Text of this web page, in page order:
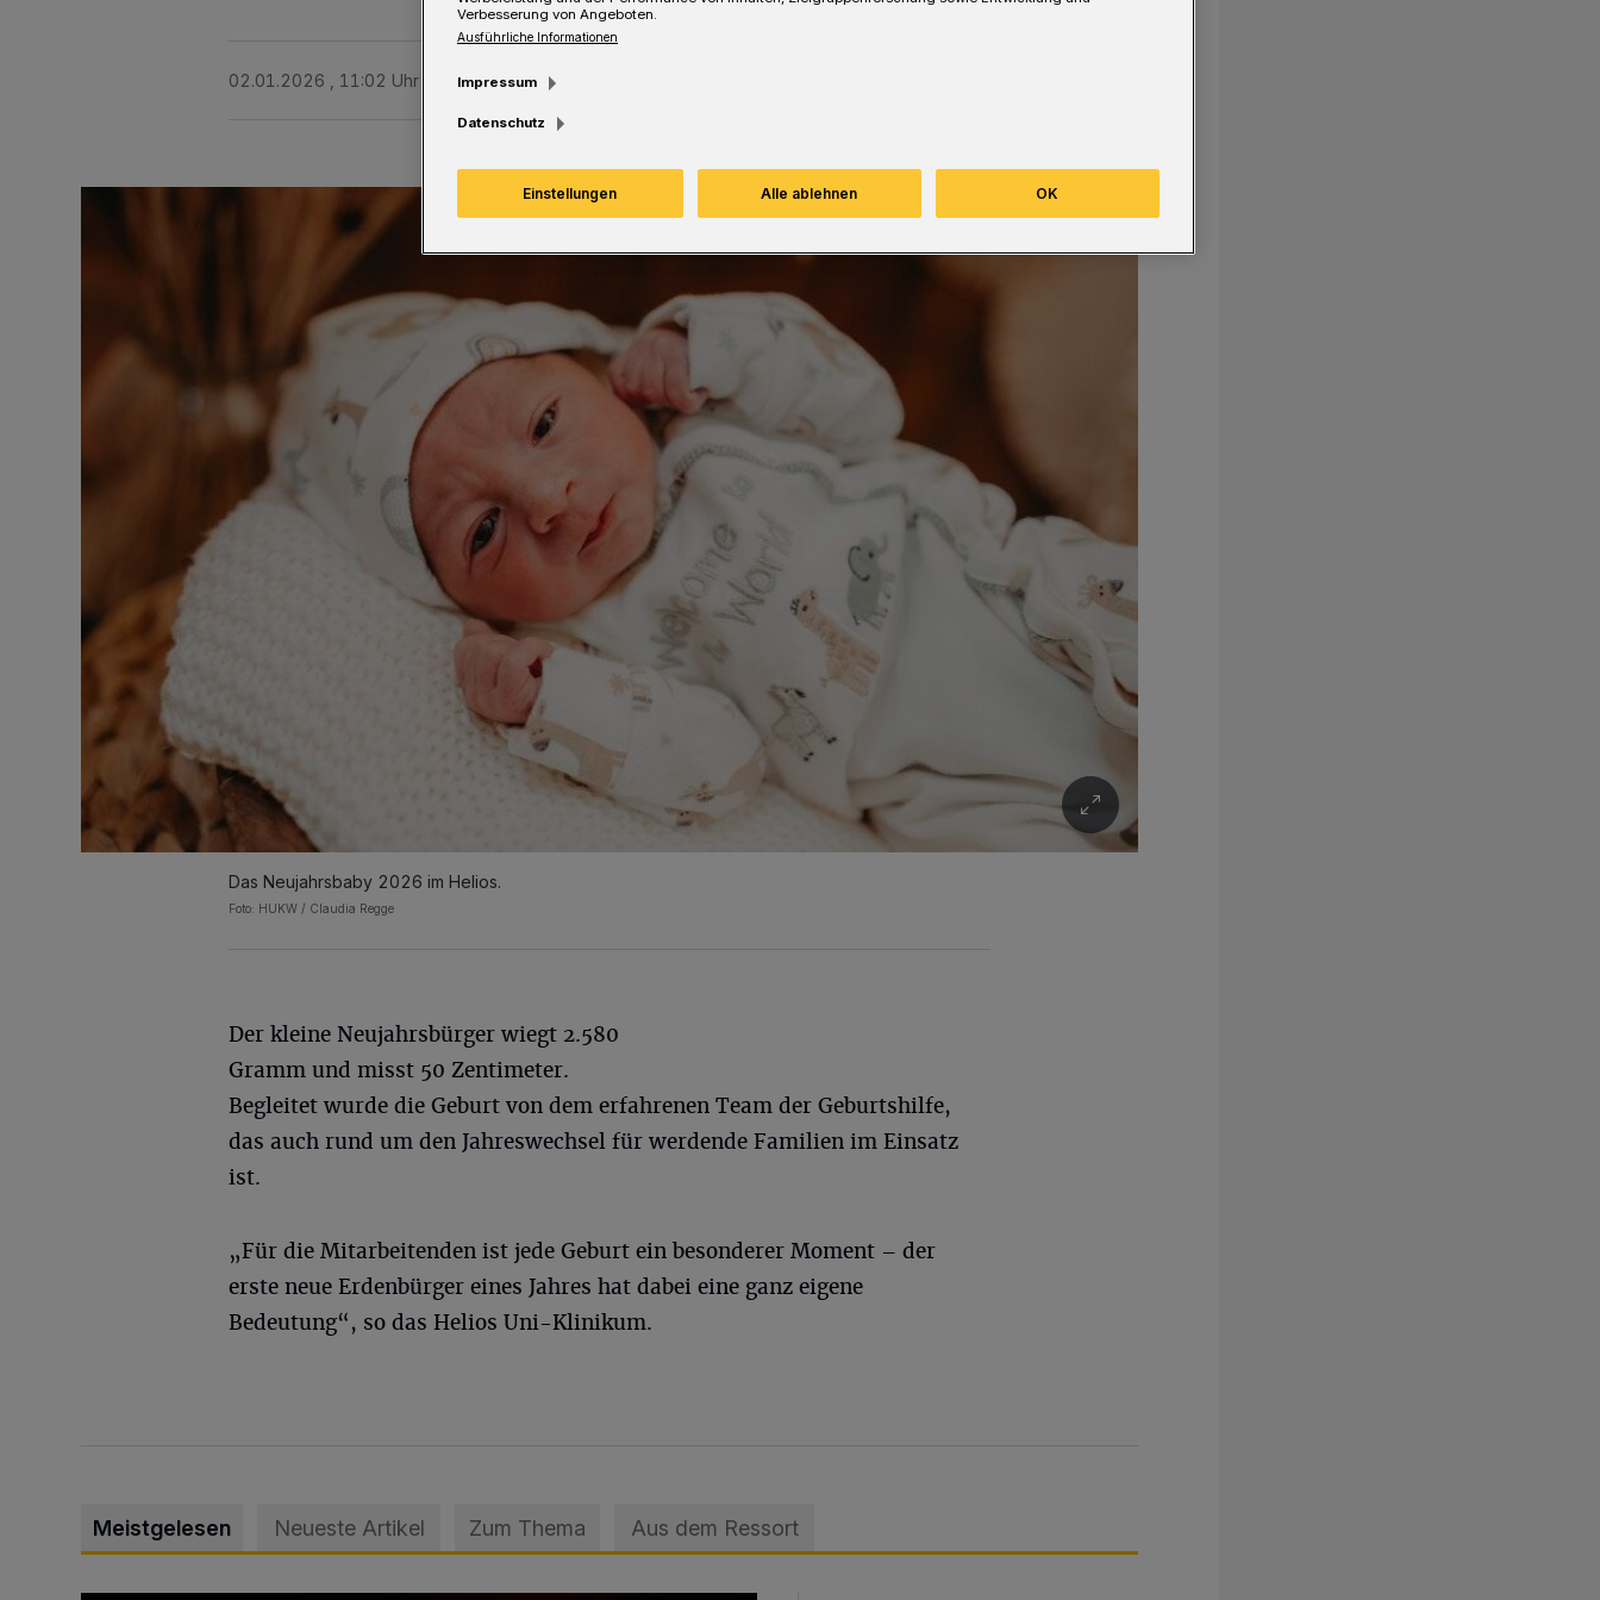
02.01.2026 , 11:02 Uhr Eine Minute Lesezeit
Das Neujahrsbaby 2026 im Helios.
Foto: HUKW / Claudia Regge
Der kleine Neujahrsbürger wiegt 2.580
Gramm und misst 50 Zentimeter.
Begleitet wurde die Geburt von dem erfahrenen Team der Geburtshilfe,
das auch rund um den Jahreswechsel für werdende Familien im Einsatz
ist.
„Für die Mitarbeitenden ist jede Geburt ein besonderer Moment – der
erste neue Erdenbürger eines Jahres hat dabei eine ganz eigene
Bedeutung“, so das Helios Uni-Klinikum.
Meistgelesen Neueste Artikel Zum Thema Aus dem Ressort
Verbesserung von Angeboten.
Ausführliche Informationen
Impressum
Datenschutz
Einstellungen Alle ablehnen OK